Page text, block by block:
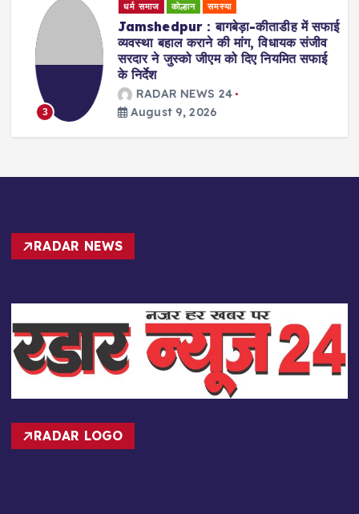
3
धर्म समाज कोल्हान समस्या
Jamshedpur : बागबेड़ा-कीताडीह में सफाई
व्यवस्था बहाल कराने की मांग, विधायक संजीव
सरदार ने जुस्को जीएम को दिए नियमित सफाई
के निर्देश
RADAR NEWS 24
August 9, 2026
RADAR NEWS
RADAR LOGO